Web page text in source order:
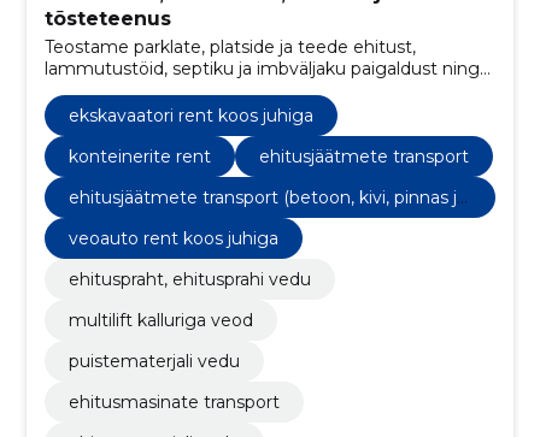
tõsteteenus
Teostame parklate, platside ja teede ehitust,
lammutustöid, septiku ja imbväljaku paigaldust ning
kanalisatsioonitöid. Pakume ka konteinerite renti.
Töötame Võru, Põlva ja Valga maakondades.
ekskavaatori rent koos juhiga
konteinerite rent
ehitusjäätmete transport
ehitusjäätmete transport (betoon, kivi, pinnas ja
veoauto rent koos juhiga
ehituspraht, ehitusprahi vedu
multilift kalluriga veod
puistematerjali vedu
ehitusmasinate transport